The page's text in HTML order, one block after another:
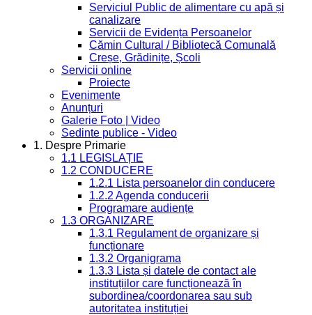
Serviciul Public de alimentare cu apă și
canalizare
Servicii de Evidența Persoanelor
Cămin Cultural / Bibliotecă Comunală
Creșe, Grădinițe, Școli
Servicii online
Proiecte
Evenimente
Anunțuri
Galerie Foto | Video
Sedinte publice - Video
1. Despre Primarie
1.1 LEGISLAȚIE
1.2 CONDUCERE
1.2.1 Lista persoanelor din conducere
1.2.2 Agenda conducerii
Programare audiențe
1.3 ORGANIZARE
1.3.1 Regulament de organizare și
funcționare
1.3.2 Organigrama
1.3.3 Lista și datele de contact ale
instituțiilor care funcționează în
subordinea/coordonarea sau sub
autoritatea instituției